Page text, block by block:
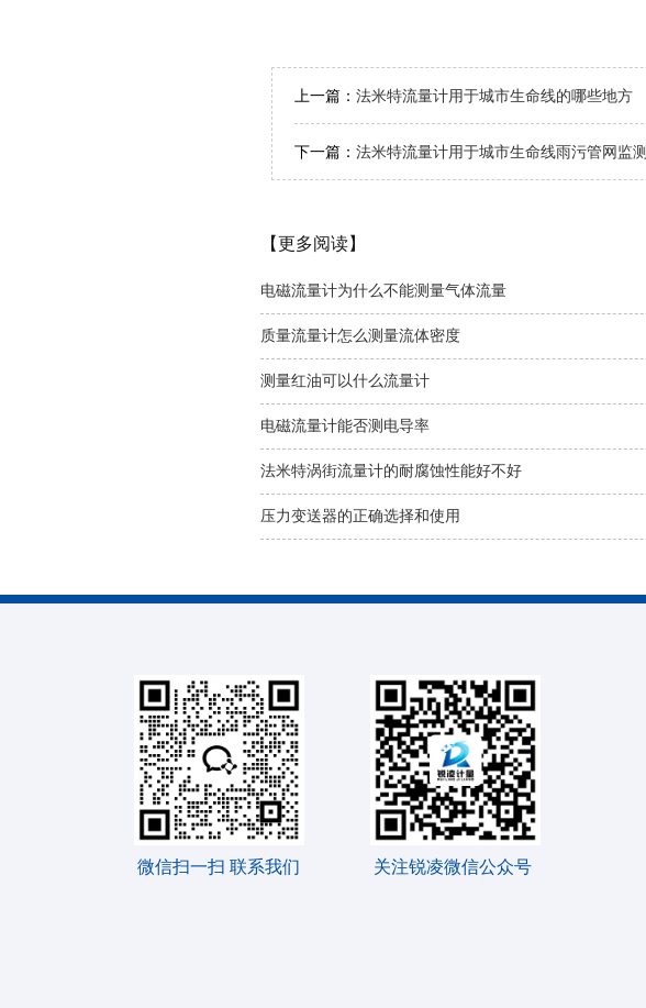
上一篇： 法米特流量计用于城市生命线的哪些地方
下一篇： 法米特流量计用于城市生命线雨污管网监测
【更多阅读】
电磁流量计为什么不能测量气体流量
质量流量计怎么测量流体密度
测量红油可以什么流量计
电磁流量计能否测电导率
法米特涡街流量计的耐腐蚀性能好不好
压力变送器的正确选择和使用
微信扫一扫 联系我们 关注锐凌微信公众号